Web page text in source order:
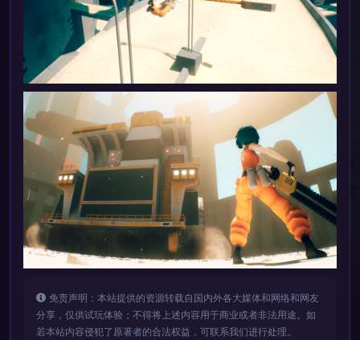
免责声明：本站提供的资源转载自国内外各大媒体和网络和网友
分享，仅供试玩体验；不得将上述内容用于商业或者非法用途。如
若本站内容侵犯了原著者的合法权益，可联系我们进行处理。